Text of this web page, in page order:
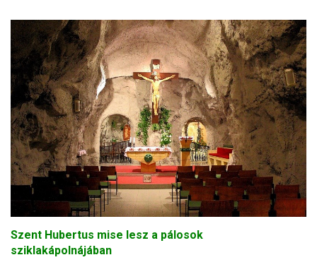
Szent Hubertus mise lesz a pálosok
sziklakápolnájában